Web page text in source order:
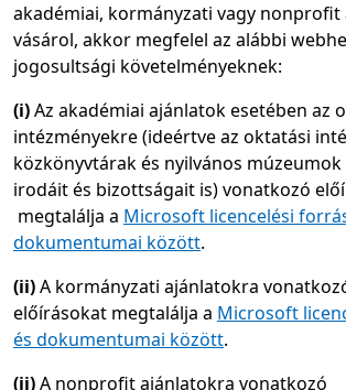
akadémiai, kormányzati vagy
vásárol, akkor megfelel az alábbi
jogosultsági követelményeknek:
(i)Az akadémiai ajánlatok esetében az
intézményekre (ideértve az oktatási
közkönyvtárak és nyilvános
irodáit és bizottságait is) vonatkozó
megtalálja a Microsoft licencelési
dokumentumai között.
(ii)A kormányzati ajánlatokra
előírásokat megtalálja a Microsoft
és dokumentumai között.
(ii)A nonprofit ajánlatokra vonatkozó